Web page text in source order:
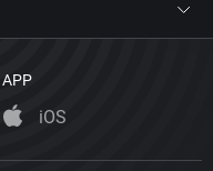
APP
iOS